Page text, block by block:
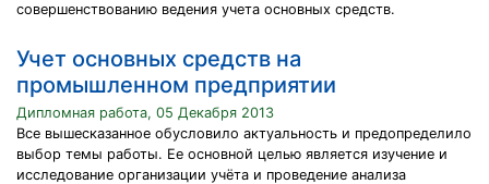
совершенствованию ведения учета основных средств.
Учет основных средств на
промышленном предприятии
Дипломная работа, 05 Декабря 2013
Все вышесказанное обусловило актуальность и предопределило
выбор темы работы. Ее основной целью является изучение и
исследование организации учёта и проведение анализа